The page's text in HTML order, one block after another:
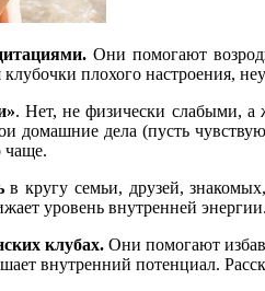
Они помогают
клубочки плохого настроения,
. Нет, не физически слабыми, а
домашние дела (пусть
чаще.
в кругу семьи, друзей,
уровень внутренней энергии.
клубах. Они помогают
внутренний потенциал.